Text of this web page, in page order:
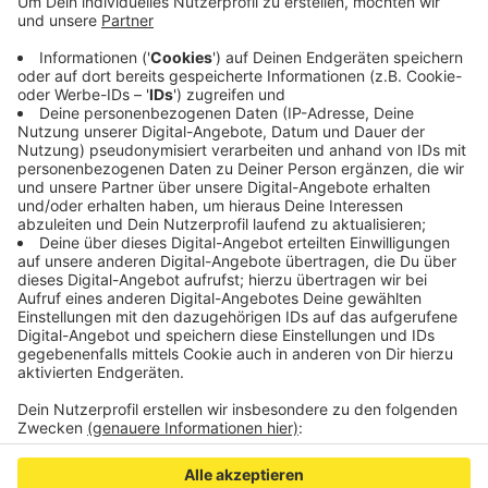
schließen, ohne vorher mit der Gewerkschaft und
dem Land zu reden, sei «kalter Kapitalismus»,
sagte Laschet. Am Mittwoch (30.09.) soll der
Aufsichtsrat entscheiden ob 1800 Menschen in
Aachen ihren Job verlieren.
Veröffentlicht:Montag, 28.09.2020 08:52
Anzeige
Anzeige